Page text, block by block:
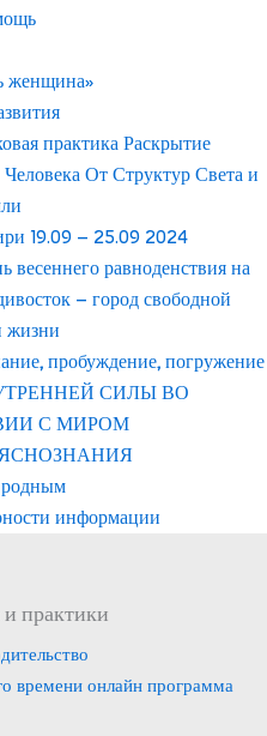
женщина»
практика Раскрытие
От Структур Света и
19.09 – 25.09 2024
равноденствия на
– город свободной
жизни
пробуждение, погружение
СИЛЫ ВО
С МИРОМ
информации
практики
времени онлайн программа